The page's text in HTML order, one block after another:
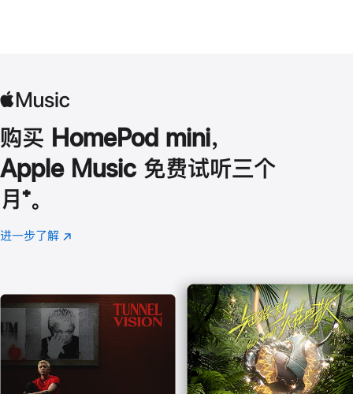
购买 HomePod mini，
Apple Music 免费试听三个
月 脚
注
⁺。
进一步了解 Apple
(在
口
中
打
开)